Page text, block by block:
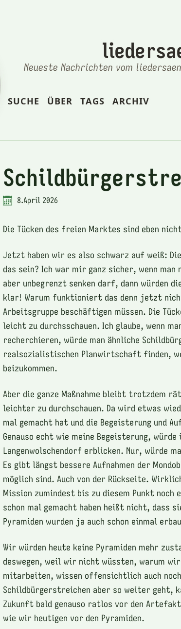
Neueste Nachrichten vom
SUCHE ÜBER TAGS ARCHIV
8.April 2026
Die Tücken des freien Marktes sind eben
Jetzt haben wir es also schwarz auf weiß:
das sein? Ich war mir ganz sicher, wenn man
aber unbegrenzt senken darf, dann würden
klar! Warum funktioniert das denn jetzt
Arbeitsgruppe beschäftigen müssen. Die
leicht zu durchsschauen. Ich glaube, wenn
recherchieren, würde man ähnliche
realsozialistischen Planwirtschaft finden,
beizukommen.
Aber die ganze Maßnahme bleibt trotzdem
leichter zu durchschauen. Da wird etwas
mal gemacht hat und die Begeisterung und
Genauso echt wie meine Begeisterung,
Langenwolschendorf erblicken. Nur, würde
Es gibt längst bessere Aufnahmen der
möglich sind. Auch von der Rückseite.
Mission zumindest bis zu diesem Punkt noch
schon mal gemacht haben heißt nicht, dass
Pyramiden wurden ja auch schon einmal
Wir würden heute keine Pyramiden mehr
deswegen, weil wir nicht wüssten, warum
mitarbeiten, wissen offensichtlich auch
Schildbürgerstreichen aber so weiter geht,
Zukunft bald genauso ratlos vor den
wie wir heutigen vor den Pyramiden.